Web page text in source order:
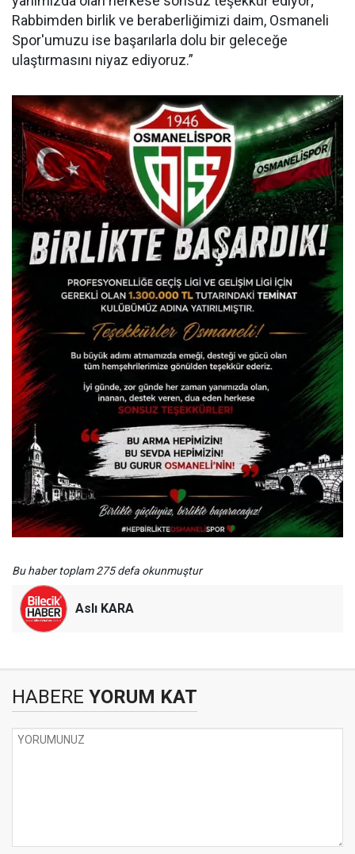
Rabbimden birlik ve beraberliğimizi daim, Osmaneli
Spor'umuzu ise başarılarla dolu bir geleceğe
ulaştırmasını niyaz ediyoruz.”
Bu haber toplam 275 defa okunmuştur
Aslı KARA
HABERE YORUM KAT